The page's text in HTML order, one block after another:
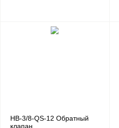
HB-3/8-QS-12 Обратный
клапан